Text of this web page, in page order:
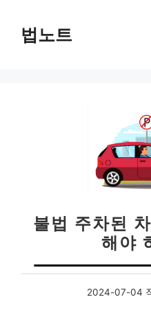
법노트
불법 주차된
해야
2024-07-04